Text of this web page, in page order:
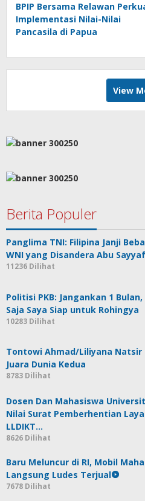
BPIP Bersama Relawan
Implementasi Nilai-Nilai
Pancasila di Papua
View
Berita Populer
Panglima TNI: Filipina Janji
WNI yang Disandera Abu Sayyaf
11236 Dilihat
Politisi PKB: Jangankan 1 Bulan,
Saja Saya Siap untuk Rohingya
10283 Dilihat
Tontowi Ahmad/Liliyana Natsir
Juara Dunia Kedua
8783 Dilihat
Dosen Dan Mahasiswa
Nilai Surat Pemberhentian
LLDIKT…
8626 Dilihat
Baru Meluncur di RI, Mobil
Langsung Ludes Terjual
7678 Dilihat